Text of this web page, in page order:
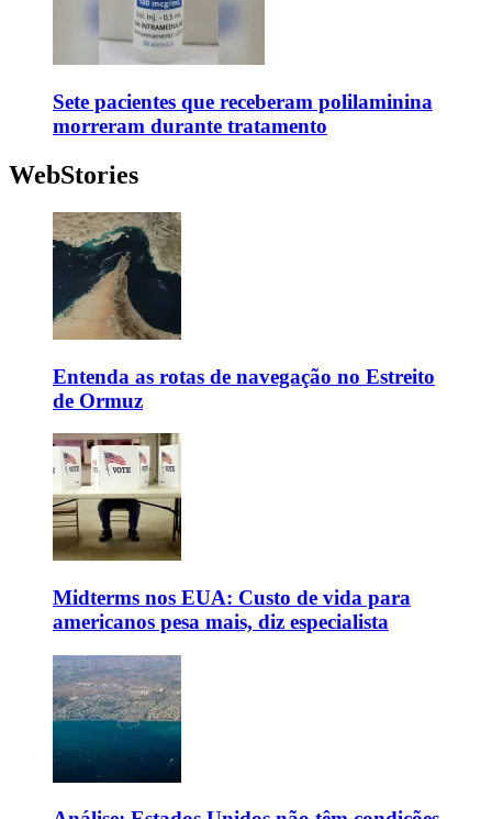
Sete pacientes que receberam polilaminina
morreram durante tratamento
WebStories
Entenda as rotas de navegação no Estreito
de Ormuz
Midterms nos EUA: Custo de vida para
americanos pesa mais, diz especialista